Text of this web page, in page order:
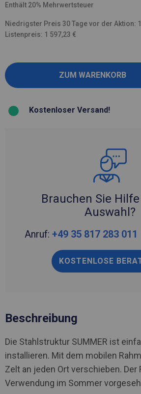
Enthält 20% Mehrwertsteuer
Niedrigster Preis 30 Tage vor der Aktion:
Listenpreis: 1 597,23 €
Kostenloser Versand!
Brauchen Sie
Auswahl?
Anruf: +49 35 817 283 011
KOSTENLOSE
Beschreibung
Die Stahlstruktur SUMMER ist
installieren. Mit dem mobilen
Zelt an jeden Ort verschieben. Der
Verwendung im Sommer